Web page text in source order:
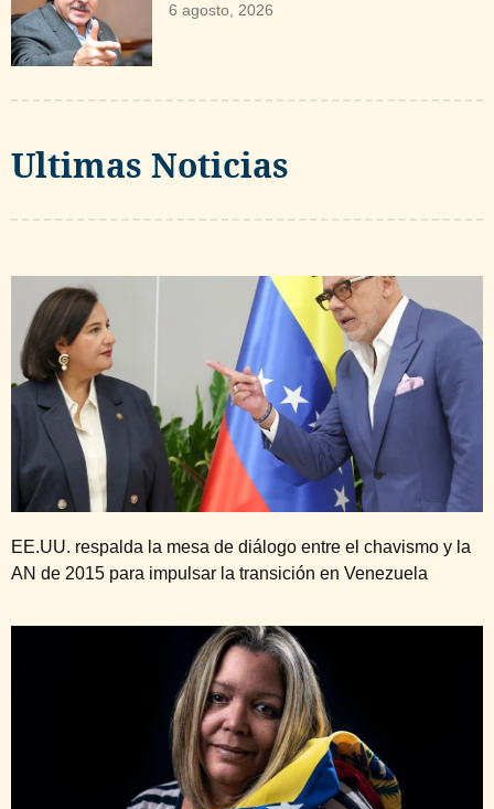
6 agosto, 2026
Ultimas Noticias
EE.UU. respalda la mesa de diálogo entre el chavismo y la
AN de 2015 para impulsar la transición en Venezuela